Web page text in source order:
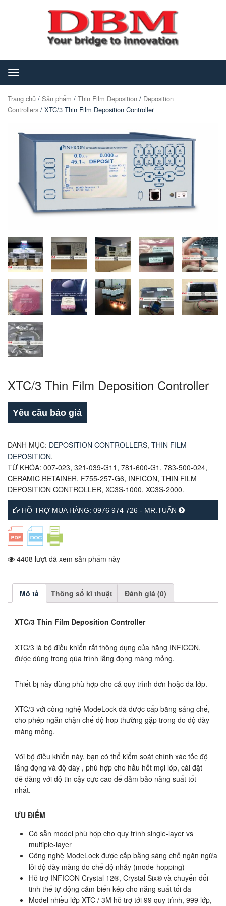
Toggle
navigation
Trang chủ / Sản phẩm / Thin Film Deposition / Deposition
Controllers / XTC/3 Thin Film Deposition Controller
XTC/3 Thin Film Deposition Controller
Yêu cầu báo giá
DANH MỤC: DEPOSITION CONTROLLERS, THIN FILM
DEPOSITION.
TỪ KHÓA: 007-023, 321-039-G11 , 781-600-G1 , 783-500-024,
CERAMIC RETAINER, F755-257-G6, INFICON, THIN FILM
DEPOSITION CONTROLLER, XC3S-1000, XC3S-2000.
HỖ TRỢ MUA HÀNG: 0976 974 726 - MR.TUẤN
4408 lượt đã xem sản phẩm này
Mô tả Thông số kĩ thuật Đánh giá (0)
XTC/3 Thin Film Deposition Controller
XTC/3 là bộ điều khiển rất thông dụng của hãng INFICON,
được dùng trong qúa trình lắng đọng màng mỏng.
Thiết bị này dùng phù hợp cho cả quy trình đơn hoặc đa lớp.
XTC/3 với công nghệ ModeLock đã được cấp bằng sáng chế,
cho phép ngăn chặn chế độ hop thường gặp trong đo độ dày
màng mỏng.
Với bộ điều khiển này, bạn có thể kiểm soát chính xác tốc độ
lắng đọng và độ dày , phù hợp cho hầu hết mọi lớp, cài đặt
dễ dàng với độ tin cậy cực cao để đảm bảo năng suất tốt
nhất.
ƯU ĐIỂM
Có sẵn model phù hợp cho quy trình single-layer vs
multiple-layer
Công nghệ ModeLock được cấp bằng sáng chế ngăn ngừa
lỗi độ dày màng do chế độ nhảy (mode-hopping)
Hỗ trợ INFICON Crystal 12®, Crystal Six® và chuyển đổi
tinh thể tự động cảm biến kép cho năng suất tối đa
Model nhiều lớp XTC / 3M hỗ trợ tới 99 quy trình, 999 lớp,